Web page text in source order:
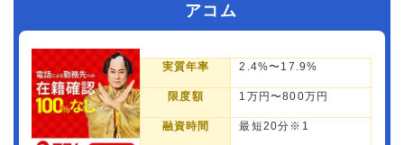
アコム
実質年率 2.4%〜17.9%
限度額 1万円〜800万円
融資時間 最短20分※1